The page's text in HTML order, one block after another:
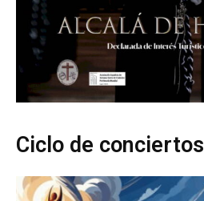
Ciclo de conciertos